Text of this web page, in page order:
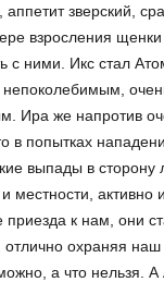
зверский,
взросления щенки
с ними. Икс стал
Ира же напротив
в попытках
выпады в сторону
активно
приезда к нам, они
охраняя наш
а что нельзя. А